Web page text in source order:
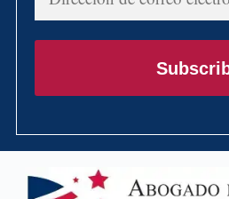
correo